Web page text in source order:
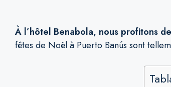
À l’hôtel Benabola, nous profitons
fêtes de Noël à Puerto Banús sont